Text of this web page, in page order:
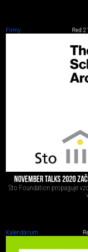
Firmy Red 2
NOVEMBER TALKS 2020
Sto Foundation propaguje
Kalendárium